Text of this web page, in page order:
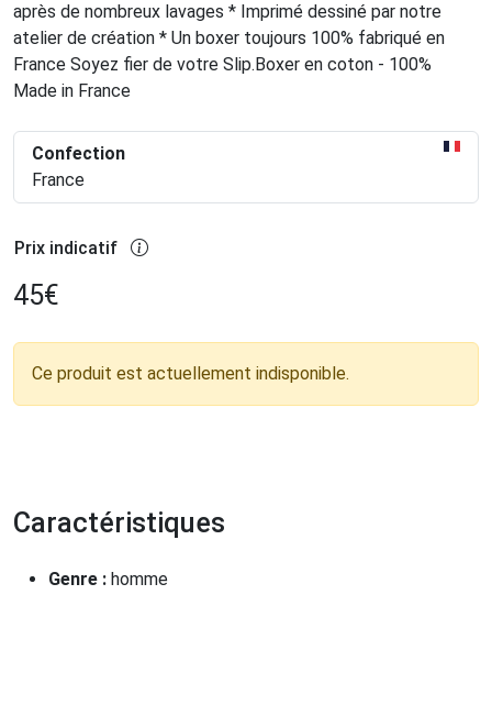
après de nombreux lavages * Imprimé dessiné par notre
atelier de création * Un boxer toujours 100% fabriqué en
France Soyez fier de votre Slip.Boxer en coton - 100%
Made in France
Confection
France
Prix indicatif
45€
Ce produit est actuellement indisponible.
Caractéristiques
Genre : homme